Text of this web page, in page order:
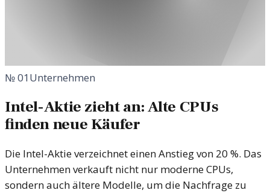
№01Unternehmen
Intel-Aktie zieht an: Alte CPUs
finden neue Käufer
Die Intel-Aktie verzeichnet einen Anstieg von 20 %. Das
Unternehmen verkauft nicht nur moderne CPUs,
sondern auch ältere Modelle, um die Nachfrage zu